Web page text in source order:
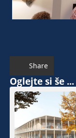
Share
Oglejte si še ...